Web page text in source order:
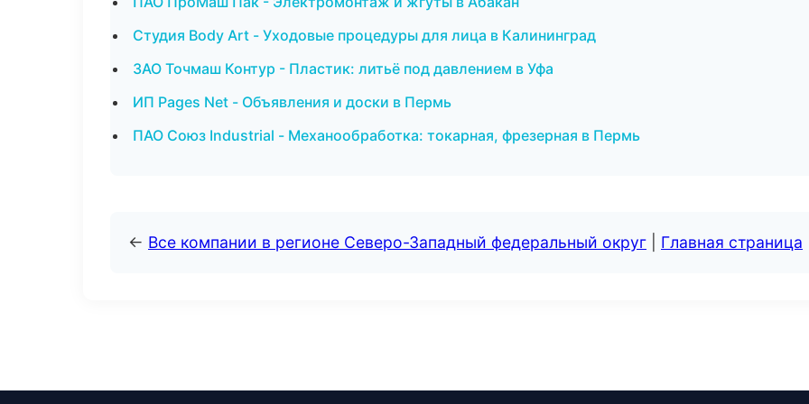
Студия Body Art - Уходовые процедуры для лица в Калининград
ЗАО Точмаш Контур - Пластик: литьё под давлением в Уфа
ИП Pages Net - Объявления и доски в Пермь
ПАО Союз Industrial - Механообработка: токарная, фрезерная в Пермь
← Все компании в регионе Северо-Западный федеральный округ Главная страница